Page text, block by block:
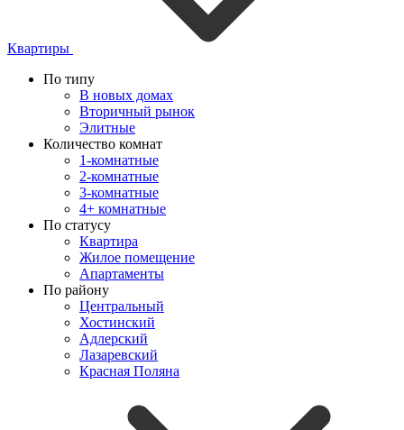
Квартиры
По типу
В новых домах
Вторичный рынок
Элитные
Количество комнат
1-комнатные
2-комнатные
3-комнатные
4+ комнатные
По статусу
Квартира
Жилое помещение
Апартаменты
По району
Центральный
Хостинский
Адлерский
Лазаревский
Красная Поляна